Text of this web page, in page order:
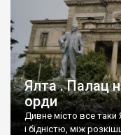
Ялта . Палац
орди
Дивне місто все таки
і бідністю, між